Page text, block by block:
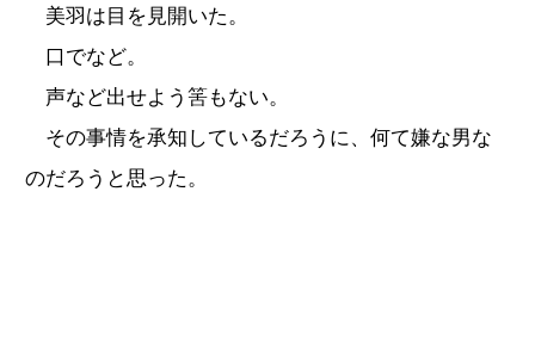
美羽は目を見開いた。
口でなど。
声など出せよう筈もない。
その事情を承知しているだろうに、何て嫌な男な
のだろうと思った。